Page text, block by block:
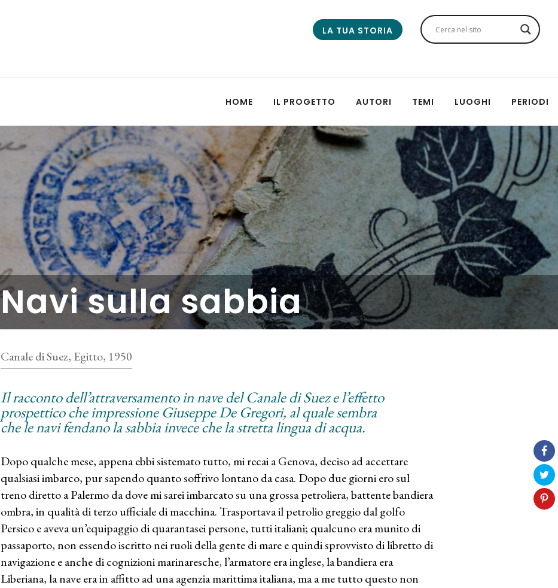
LA TUA STORIA
HOME IL PROGETTO AUTORI TEMI LUOGHI PERIODI
Navi sulla sabbia
Canale di Suez, Egitto, 1950
Il racconto dell’attraversamento in nave del Canale di Suez e l’effetto
prospettico che impressione Giuseppe De Gregori, al quale sembra
che le navi fendano la sabbia invece che la stretta lingua di acqua.
Dopo qualche mese, appena ebbi sistemato tutto, mi recai a Genova, deciso ad accettare
qualsiasi imbarco, pur sapendo quanto soffrivo lontano da casa. Dopo due giorni ero sul
treno diretto a Palermo da dove mi sarei imbarcato su una grossa petroliera, battente bandiera
ombra, in qualità di terzo ufficiale di macchina. Trasportava il petrolio greggio dal golfo
Persico e aveva un’equipaggio di quarantasei persone, tutti italiani; qualcuno era munito di
passaporto, non essendo iscritto nei ruoli della gente di mare e quindi sprovvisto di libretto di
navigazione e anche di cognizioni marinaresche, l’armatore era inglese, la bandiera era
Liberiana, la nave era in affitto ad una agenzia marittima italiana, ma a me tutto questo non